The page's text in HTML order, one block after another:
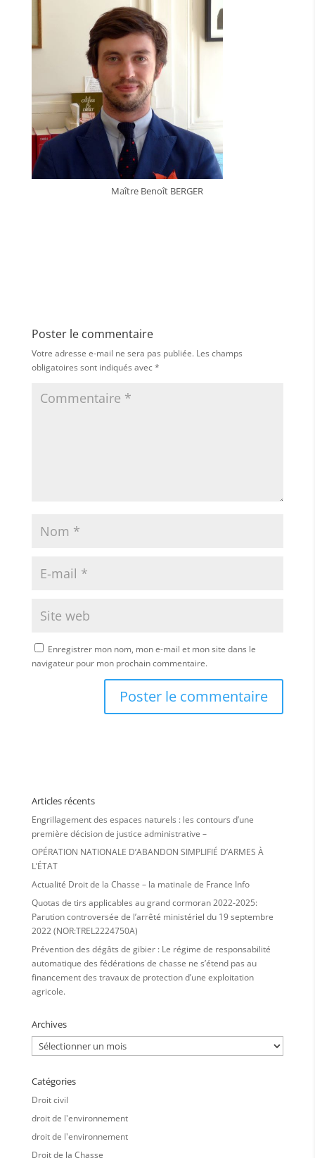
Maître Benoît BERGER
Poster le commentaire
Votre adresse e-mail ne sera pas publiée. Les champs
obligatoires sont indiqués avec*
Enregistrer mon nom, mon e-mail et mon site dans le
navigateur pour mon prochain commentaire.
Articles récents
Engrillagement des espaces naturels : les contours d’une
première décision de justice administrative –
OPÉRATION NATIONALE D’ABANDON SIMPLIFIÉ D’ARMES À
L’ÉTAT
Actualité Droit de la Chasse – la matinale de France Info
Quotas de tirs applicables au grand cormoran 2022-2025:
Parution controversée de l’arrêté ministériel du 19 septembre
2022 (NOR:TREL2224750A)
Prévention des dégâts de gibier : Le régime de responsabilité
automatique des fédérations de chasse ne s’étend pas au
financement des travaux de protection d’une exploitation
agricole.
Archives
Archives
Catégories
Droit civil
droit de l'environnement
droit de l'environnement
Droit de la Chasse